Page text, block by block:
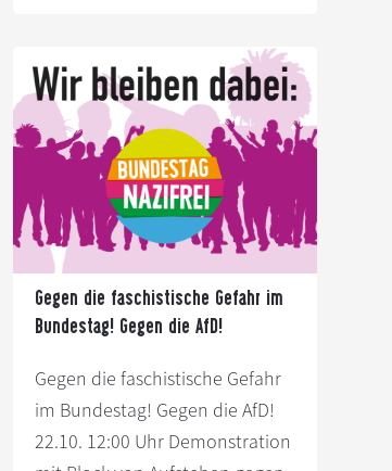
Spende
damit
Aufstehen
gegen
Rassismus
2018
weiter
gehen
kann
Gegen die faschistische Gefahr im
Bundestag! Gegen die AfD!
Gegen die faschistische Gefahr
im Bundestag! Gegen die AfD!
22.10. 12:00 Uhr Demonstration